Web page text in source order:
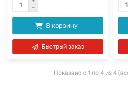
В корзину
Быстрый заказ
Показано с 1 по 4 из 4